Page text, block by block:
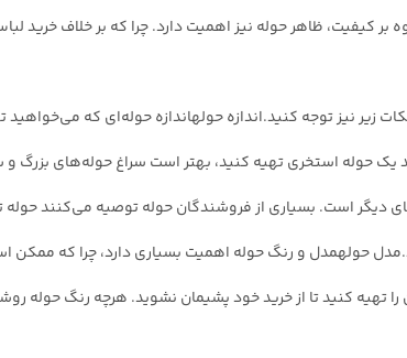
کیفیت، ظاهر حوله نیز اهمیت دارد. چرا که بر خلاف
زیر نیز توجه کنید.اندازه حولهاندازه حوله‌ای که
حوله استخری تهیه کنید، بهتر است سراغ حوله‌های بزرگ
دیگر است. بسیاری از فروشندگان حوله توصیه می‌کنند
حولهمدل و رنگ حوله اهمیت بسیاری دارد، چرا که ممکن
تهیه کنید تا از خرید خود پشیمان نشوید. هرچه رنگ حوله